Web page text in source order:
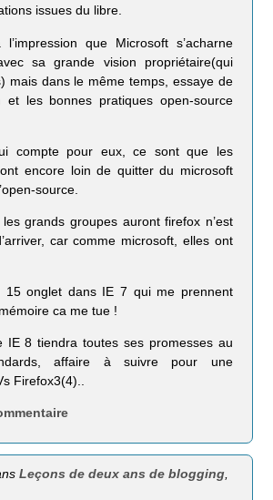
issues du libre.
que Microsoft s’acharne
sa grande vision propriétaire(qui
mais dans le même temps, essaye de
et les bonnes pratiques open-source
compte pour eux, ce sont que les
encore loin de quitter du microsoft
source.
grands groupes auront firefox n’est
car comme microsoft, elles ont
15 onglet dans IE 7 qui me prennent
ca me tue !
IE 8 tiendra toutes ses promesses au
affaire à suivre pour une
Firefox3(4)..
Leçons de deux ans de blogging